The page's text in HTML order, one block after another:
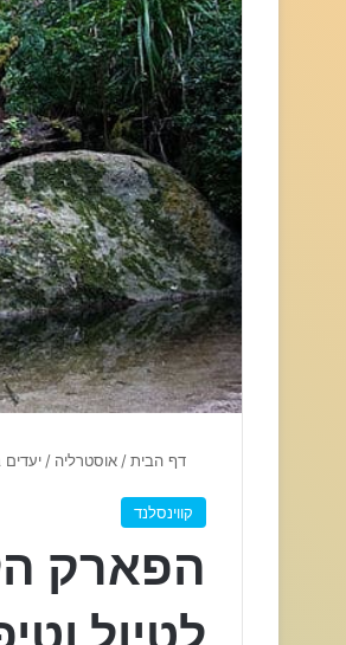
דף הבית/אוסטרליה /
קווינסלנד
הפארק